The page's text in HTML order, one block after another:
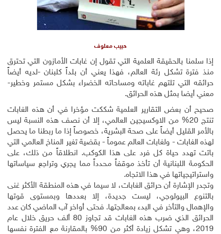
حبيب معلوف
إذا سلمنا بالحقيقة العلمية التي تقول إن غابات الأمازون التي تحترق
منذ فترة تشكل رئة العالم، فهذا يعني أن بلداً كلبنان -لديه أيضاً
حرائقه التي تلتهم غاباته ومساحاته الخضراء بشكل مستمر وخطير-
معني أيضا بمثل هذه الحرائق.
صحيح أن بعض التقارير العلمية شككت مؤخرا في أن هذه الغابات
تنتج 20% من الاوكسيجين العالمي، إلا أن نصف هذه النسبة ليس
بالأمر القليل أيضاً على صحة البشرية، خصوصاً إذا ما ربطنا ما يحصل
لهذه الغابات - ولغابات العالم عموماً - بقضية تغير المناخ العالمي التي
باتت تهدد حياة كل فرد على هذا الكوكب. انطلاقاً من ذلك، على
الحكومة اللبنانية أن تأخذ موقفاً محدداً مما يجري وتراجع سياساتها
واستراتيجياتها في هذا الاتجاه.
وتجدر الإشارة أن حرائق الغابات، لا سيما في هذه المنطقة الأكثر غنى
بالتنوع البيولوجي، ليست جديدة، إلا بعددها وبمستوى قوتها
والإهمال والتأخر في البدء بمعالجتها. فحتى أواخر آب الماضي كان عدد
الحرائق الذي ضرب هذه الغابات قد تجاوز 80 ألف حريق خلال عام
2019، وهي تشكل زيادة أكثر من 90% بالمقارنة مع الفترة نفسها